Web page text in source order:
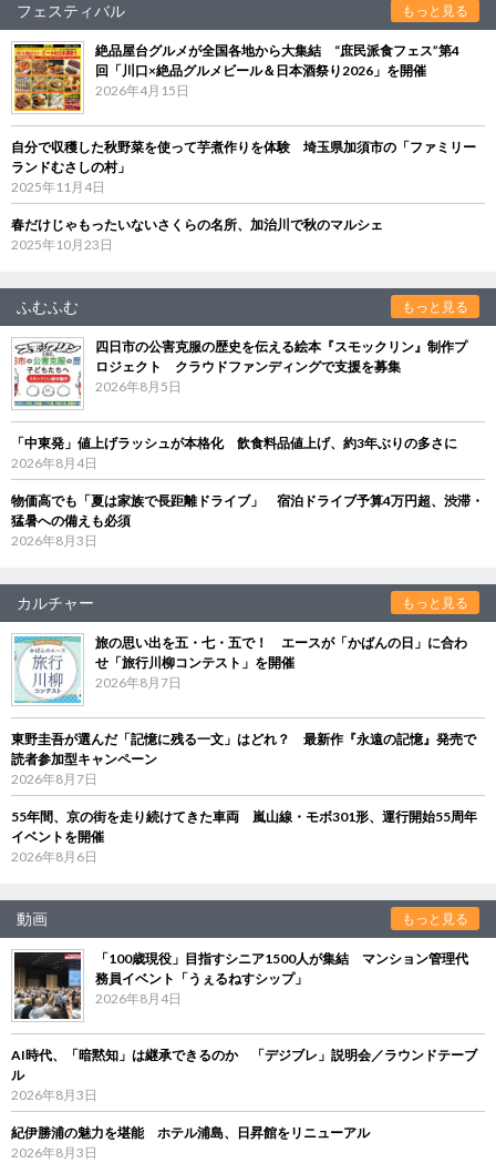
フェスティバル もっと見る
絶品屋台グルメが全国各地から大集結 “庶民派食フェス”第4
回「川口×絶品グルメビール＆日本酒祭り2026」を開催
2026年4月15日
自分で収穫した秋野菜を使って芋煮作りを体験 埼玉県加須市の「ファミリー
ランドむさしの村」
2025年11月4日
春だけじゃもったいないさくらの名所、加治川で秋のマルシェ
2025年10月23日
ふむふむ もっと見る
四日市の公害克服の歴史を伝える絵本『スモックリン』制作プ
ロジェクト クラウドファンディングで支援を募集
2026年8月5日
「中東発」値上げラッシュが本格化 飲食料品値上げ、約3年ぶりの多さに
2026年8月4日
物価高でも「夏は家族で長距離ドライブ」 宿泊ドライブ予算4万円超、渋滞・
猛暑への備えも必須
2026年8月3日
カルチャー もっと見る
旅の思い出を五・七・五で！ エースが「かばんの日」に合わ
せ「旅行川柳コンテスト」を開催
2026年8月7日
東野圭吾が選んだ「記憶に残る一文」はどれ？ 最新作『永遠の記憶』発売で
読者参加型キャンペーン
2026年8月7日
55年間、京の街を走り続けてきた車両 嵐山線・モボ301形、運行開始55周年
イベントを開催
2026年8月6日
動画 もっと見る
「100歳現役」目指すシニア1500人が集結 マンション管理代
務員イベント「うぇるねすシップ」
2026年8月4日
AI時代、「暗黙知」は継承できるのか 「デジブレ」説明会／ラウンドテーブ
ル
2026年8月3日
紀伊勝浦の魅力を堪能 ホテル浦島、日昇館をリニューアル
2026年8月3日